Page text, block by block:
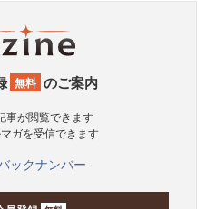
無料 のご案内
事が閲覧できます
ガを受信できます
ックナンバー